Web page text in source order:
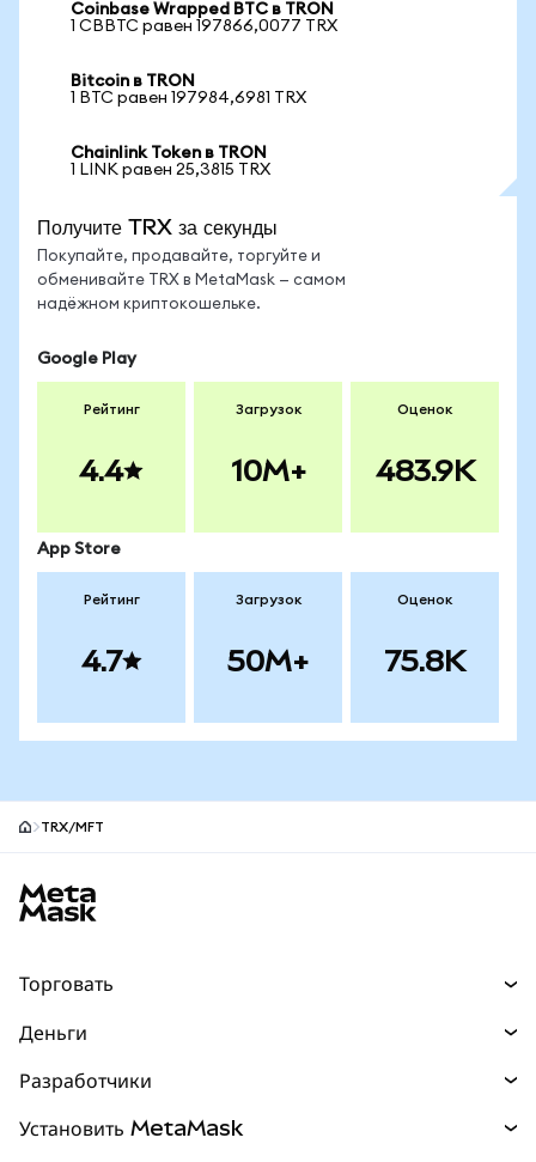
Coinbase Wrapped BTC в TRON
1 CBBTC равен 197866,0077 TRX
Bitcoin в TRON
1 BTC равен 197984,6981 TRX
Chainlink Token в TRON
1 LINK равен 25,3815 TRX
Получите TRX за секунды
Покупайте, продавайте, торгуйте и
обменивайте TRX в MetaMask — самом
надёжном криптокошельке.
Google Play
Рейтинг
4.4
Загрузок
10M+
Оценок
483.9K
App Store
Рейтинг
4.7
Загрузок
50M+
Оценок
75.8K
TRX/MFT
Торговать
Прогнозы
Перпы НОВИНКА
Деньги
mUSD
Разработчики
Установить MetaMask